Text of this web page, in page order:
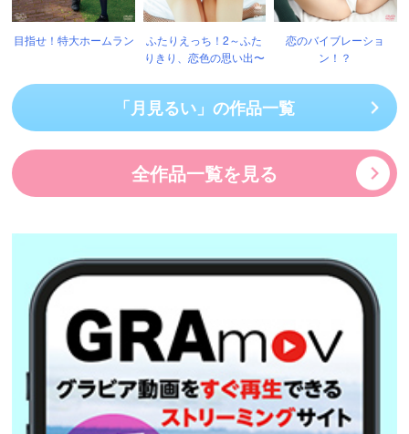
目指せ！特大ホームラン
ふたりえっち！2～ふた
りきり、恋色の思い出〜
恋のバイブレーショ
ン！？
「月見るい」の作品一覧
全作品一覧を見る